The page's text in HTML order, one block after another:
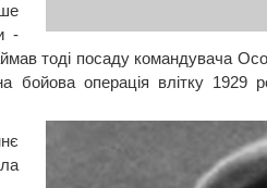
-
тоді посаду командувача
бойова операція влітку 1929